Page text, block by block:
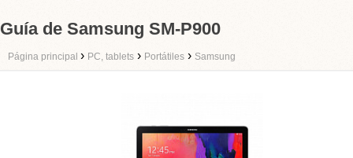
Guía de Samsung SM-P900
Página principal › PC, tablets › Portátiles › Samsung